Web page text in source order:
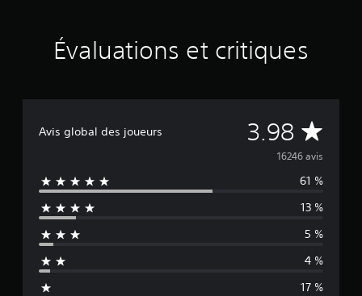
Évaluations et critiques
Avis global des joueurs 3.98 É
v
a
u
a
16246 avis
61 %
13 %
5 %
4 %
17 %